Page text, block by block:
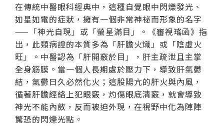
在傳統中醫眼科經典中，這種自覺眼中閃爍發光、
如星如電的症狀，擁有一個非常神祕而形象的名字
——「神光自現」或「螢星滿目」。《審視瑤函》指
出，此類病證的本質多為「肝膽火熾」或「陰虛火
旺」。中醫認為「肝開竅於目」，肝主疏泄且主掌
全身筋膜。當一個人長期處於壓力下，導致肝氣鬱
結，氣鬱日久必然化火；這股陽亢的肝火與內風，
循著肝膽經絡上犯眼竅，灼傷眼底清竅，就會導致
神光不能內斂，反而被迫外現，在視野中化為陣陣
驚恐的閃爍光點。